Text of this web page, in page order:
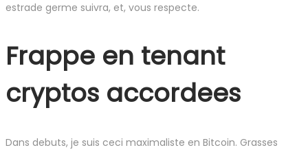
estrade germe suivra, et, vous respecte.
Frappe en tenant
cryptos accordees
Dans debuts, je suis ceci maximaliste en Bitcoin. Grasses